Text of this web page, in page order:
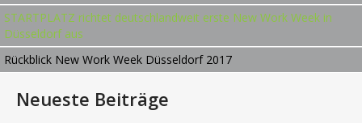
STARTPLATZ richtet deutschlandweit erste New Work Week in
Düsseldorf aus
Rückblick New Work Week Düsseldorf 2017
Neueste Beiträge